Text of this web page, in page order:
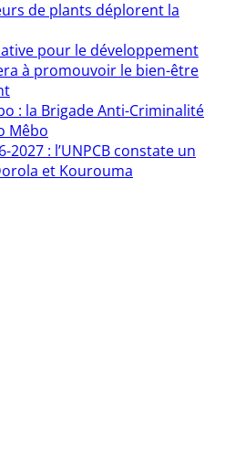
de plants déplorent la
pour le développement
à promouvoir le bien-être
: la Brigade Anti-Criminalité
Mêbo
: l’UNPCB constate un
et Kourouma